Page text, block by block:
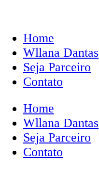
Home
Wllana Dantas
Seja Parceiro
Contato
Home
Wllana Dantas
Seja Parceiro
Contato